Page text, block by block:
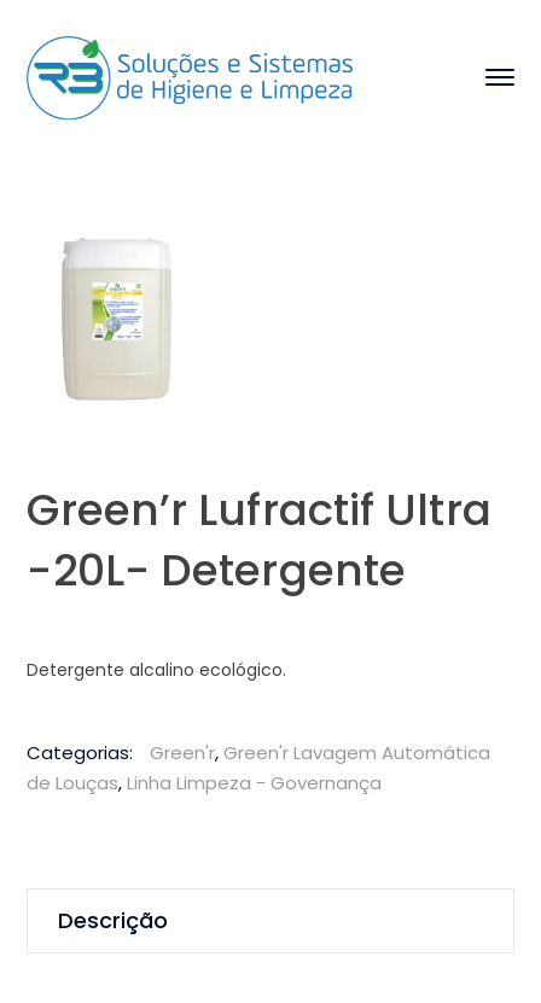
Green’r Lufractif Ultra
-20L- Detergente
Detergente alcalino ecológico.
Categorias: Green'r, Green'r Lavagem Automática
de Louças,Linha Limpeza - Governança
Descrição